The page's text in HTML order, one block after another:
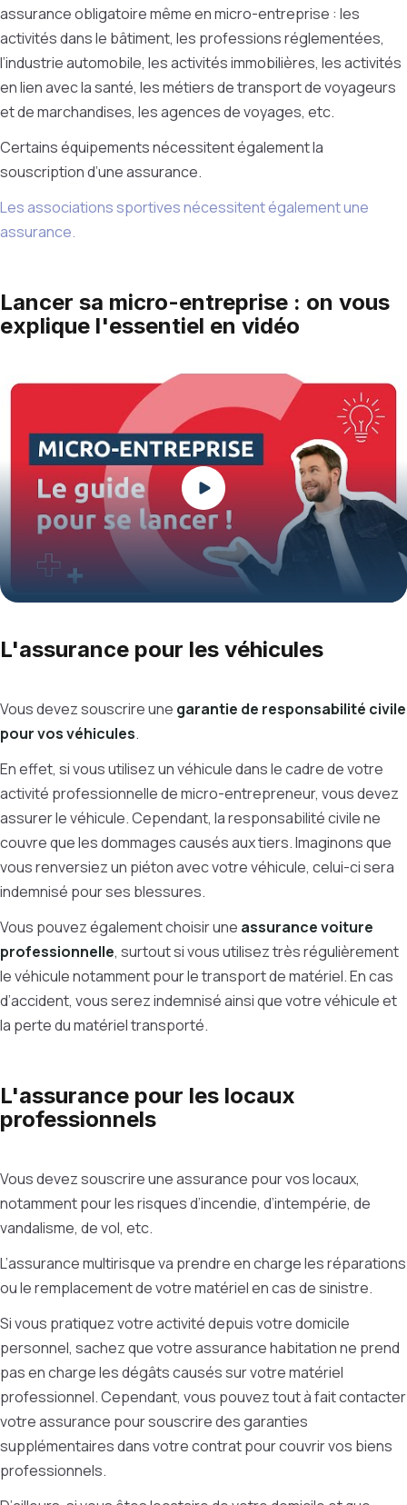
assurance obligatoire même en micro-entreprise : les
activités dans le bâtiment, les professions réglementées,
l’industrie automobile, les activités immobilières, les activités
en lien avec la santé, les métiers de transport de voyageurs
et de marchandises, les agences de voyages, etc.
Certains équipements nécessitent également la
souscription d’une assurance.
Les associations sportives nécessitent également une
assurance.
Lancer sa micro-entreprise : on vous
explique l'essentiel en vidéo
Play
L'assurance pour les véhicules
Vous devez souscrire une garantie de responsabilité civile
pour vos véhicules.
En effet, si vous utilisez un véhicule dans le cadre de votre
activité professionnelle de micro-entrepreneur, vous devez
assurer le véhicule. Cependant, la responsabilité civile ne
couvre que les dommages causés aux tiers.Imaginons que
vous renversiez un piéton avec votre véhicule, celui-ci sera
indemnisé pour ses blessures.
Vous pouvez également choisir une assurance voiture
professionnelle, surtout si vous utilisez très régulièrement
le véhicule notamment pour le transport de matériel. En cas
d’accident, vous serez indemnisé ainsi que votre véhicule et
la perte du matériel transporté.
L'assurance pour les locaux
professionnels
Vous devez souscrire une assurance pour vos locaux,
notamment pour les risques d’incendie, d’intempérie, de
vandalisme, de vol, etc.
L’assurance multirisque va prendre en charge les réparations
ou le remplacement de votre matériel en cas de sinistre.
Si vous pratiquez votre activité depuis votre domicile
personnel, sachez que votre assurance habitation ne prend
pas en charge les dégâts causés sur votre matériel
professionnel. Cependant, vous pouvez tout à fait contacter
votre assurance pour souscrire des garanties
supplémentaires dans votre contrat pour couvrir vos biens
professionnels.